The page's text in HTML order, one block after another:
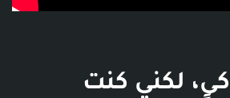
لكني كنت